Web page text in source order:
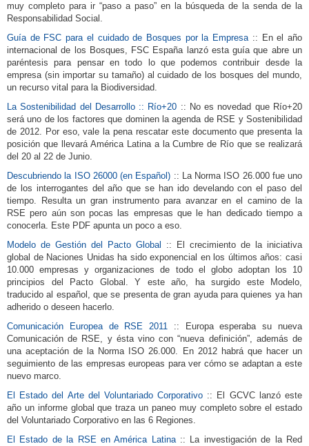
muy completo para ir “paso a paso” en la búsqueda de la senda de la
Responsabilidad Social.
Guía de FSC para el cuidado de Bosques por la Empresa:: En el año
internacional de los Bosques, FSC España lanzó esta guía que abre un
paréntesis para pensar en todo lo que podemos contribuir desde la
empresa (sin importar su tamaño) al cuidado de los bosques del mundo,
un recurso vital para la Biodiversidad.
La Sostenibilidad del Desarrollo :: Río+20 :: No es novedad que Río+20
será uno de los factores que dominen la agenda de RSE y Sostenibilidad
de 2012. Por eso, vale la pena rescatar este documento que presenta la
posición que llevará América Latina a la Cumbre de Río que se realizará
del 20 al 22 de Junio.
Descubriendo la ISO 26000 (en Español) :: La Norma ISO 26.000 fue uno
de los interrogantes del año que se han ido develando con el paso del
tiempo. Resulta un gran instrumento para avanzar en el camino de la
RSE pero aún son pocas las empresas que le han dedicado tiempo a
conocerla. Este PDF apunta un poco a eso.
Modelo de Gestión del Pacto Global
:: El crecimiento de la iniciativa
global de Naciones Unidas ha sido exponencial en los últimos años: casi
10.000 empresas y organizaciones de todo el globo adoptan los 10
principios del Pacto Global. Y este año, ha surgido este Modelo,
traducido al español, que se presenta de gran ayuda para quienes ya han
adherido o deseen hacerlo.
Comunicación Europea de RSE 2011 :: Europa esperaba su nueva
Comunicación de RSE, y ésta vino con “nueva definición”, además de
una aceptación de la Norma ISO 26.000. En 2012 habrá que hacer un
seguimiento de las empresas europeas para ver cómo se adaptan a este
nuevo marco.
El Estado del Arte del Voluntariado Corporativo :: El GCVC lanzó este
año un informe global que traza un paneo muy completo sobre el estado
del Voluntariado Corporativo en las 6 Regiones.
El Estado de la RSE en América Latina:: La investigación de la Red